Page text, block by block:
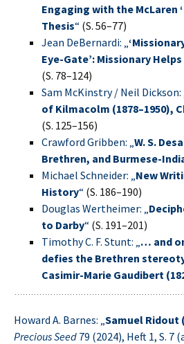
Engaging with the McLaren
Thesis“ (S. 56–77)
Jean DeBernardi: „
Eye-Gate’: Missionary
(S. 78–124)
Sam McKinstry / Neil Dickson:
of Kilmacolm (1878–1950),
(S. 125–156)
Crawford Gribben: „W. S.
Brethren, and Burmese-
Michael Schneider: „New
History“ (S. 186–190)
Douglas Wertheimer: „
to Darby“ (S. 191–201)
Timothy C. F. Stunt: „… and
defies the Brethren
Casimir-Marie Gaudibert
Howard A. Barnes: „Samuel Ridout
Precious Seed 79 (2024), Heft 1, S. 7